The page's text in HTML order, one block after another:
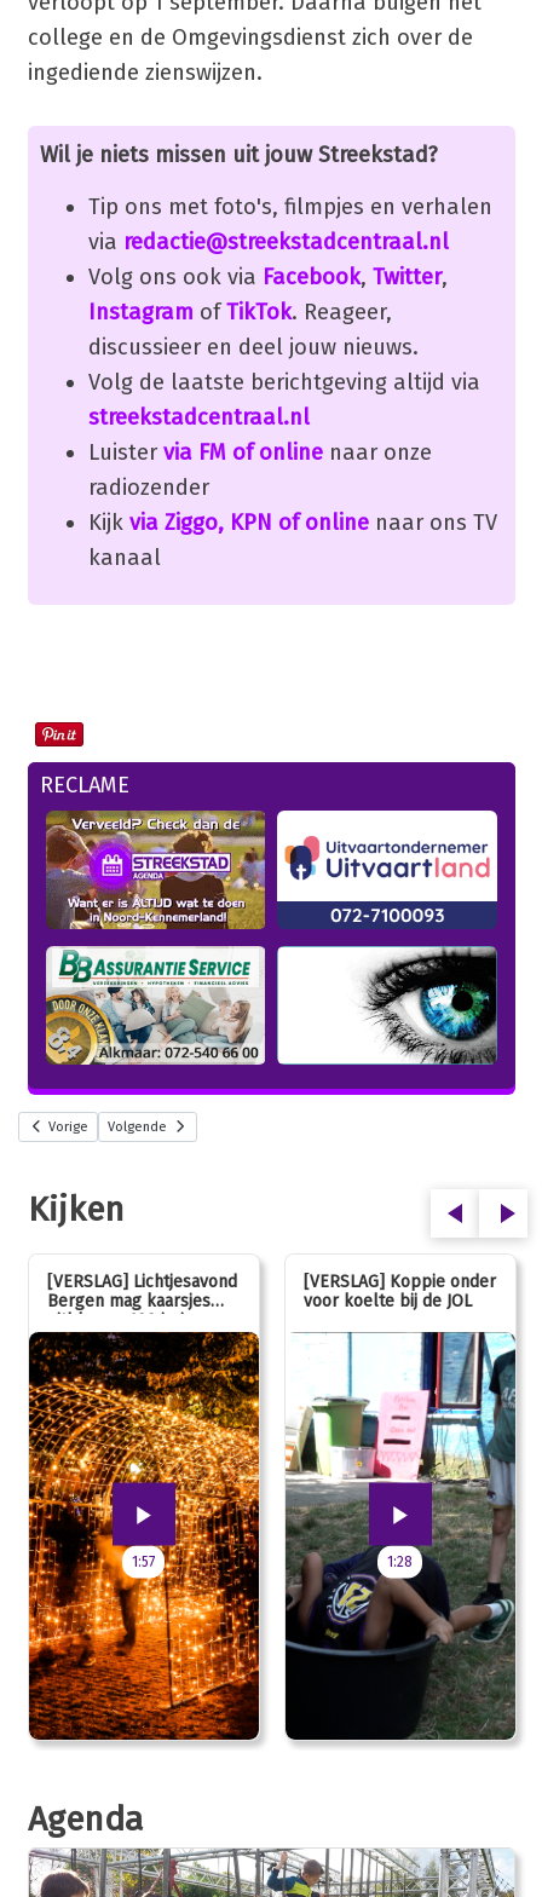
college en de Omgevingsdienst zich over de
ingediende zienswijzen.
Wil je niets missen uit jouw Streekstad?
Tip ons met foto's, filmpjes en verhalen
via redactie@streekstadcentraal.nl
Volg ons ook via Facebook, Twitter,
Instagram ofTikTok. Reageer,
discussieer en deel jouw nieuws.
Volg de laatste berichtgeving altijd via
streekstadcentraal.nl
Luister via FM of onlinenaar onze
radiozender
Kijk via Ziggo, KPN of onlinenaar ons TV
kanaal
RECLAME
Vorige Volgende
Kijken
[VERSLAG] Lichtjesavond
Bergen mag kaarsjes
uitblazen: 100 jarig
jubileum!
1:57
[VERSLAG] Koppie onder
voor koelte bij de JOL
1:28
Agenda